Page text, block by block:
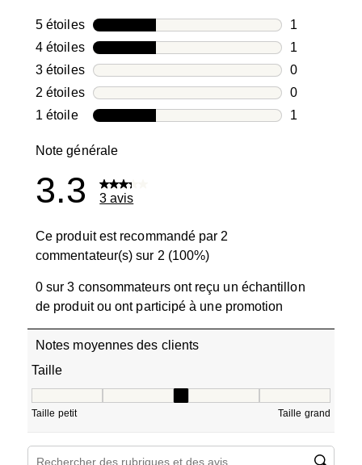
5 étoilesétoiles
1
1 avis avec
4 étoilesétoiles
1
1 avis avec
3 étoilesétoiles
0
0 avis avec
2 étoilesétoiles
0
0 avis avec
1 étoileétoiles
1
Note générale
3.3 3 avis
Ce produit est recommandé par 2
commentateur(s) sur 2 (100%)
0 sur 3 consommateurs ont reçu un échantillon
de produit ou ont participé à une promotion
Notes moyennes des clients
Taille
Taille petit Taille grand
Zone de recherche de sujet et d'avis